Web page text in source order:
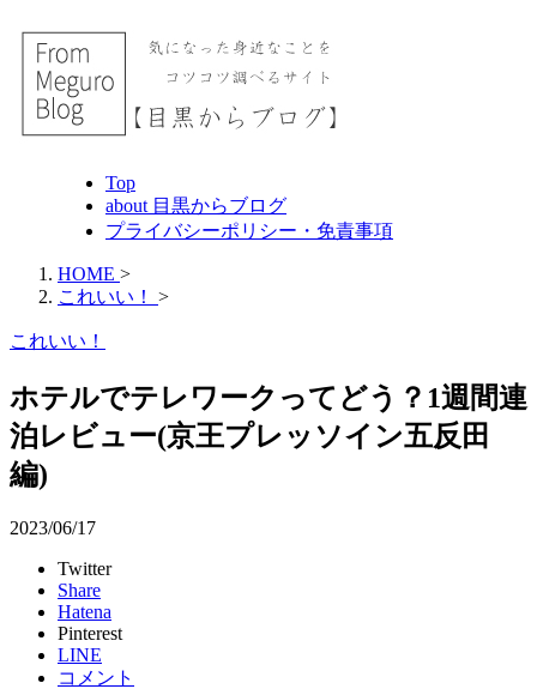
Top
about 目黒からブログ
プライバシーポリシー・免責事項
HOME >
これいい！
>
これいい！
ホテルでテレワークってどう？1週間連
泊レビュー(京王プレッソイン五反田
編)
2023/06/17
Twitter
Share
Hatena
Pinterest
LINE
コメント